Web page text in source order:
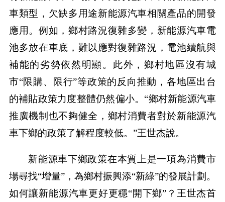
車類型，欠缺多用途新能源汽車相關產品的開發
應用。例如，鄉村路況復雜多變，新能源汽車電
池多放在車底，難以應對復雜路況，電池續航與
補能的劣勢依然明顯。此外，鄉村地區沒有城
市“限購、限行”等政策的反向推動，各地區出台
的補貼政策力度整體仍然偏小。“鄉村新能源汽車
推廣機制也不夠健全，鄉村消費者對於新能源汽
車下鄉的政策了解程度較低。”王世杰說。
新能源車下鄉政策在本質上是一項為消費市
場尋找“增量”，為鄉村振興添“新綠”的發展計劃。
如何讓新能源汽車更好更穩“開下鄉”？王世杰首